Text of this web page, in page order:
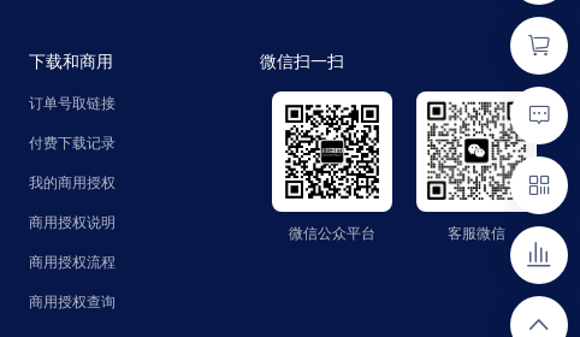
下载和商用
订单号取链接
付费下载记录
我的商用授权
商用授权说明
商用授权流程
商用授权查询
微信扫一扫
微信公众平台 客服微信
微信公众平台
公众号：zhaozinet
客服微信
微信号：FindText